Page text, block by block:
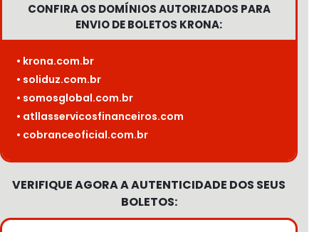
CONFIRA OS DOMÍNIOS AUTORIZADOS PARA
ENVIO DE BOLETOS KRONA:
• krona.com.br
• soliduz.com.br
• somosglobal.com.br
• atllasservicosfinanceiros.com
• cobranceoficial.com.br
VERIFIQUE AGORA A AUTENTICIDADE DOS SEUS
BOLETOS: